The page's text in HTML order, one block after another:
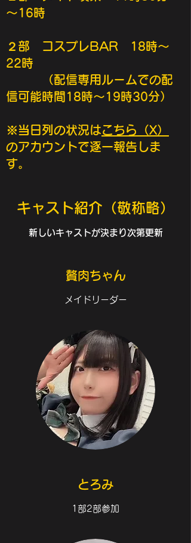
～16時
２部 コスプレBAR 18時～
22時
​ （配信専用ルームでの配
信可能時間18時～19時30分）
​​※当日列の状況はこちら（X）
のアカウントで逐一報告しま
す。
​キャスト紹介 ​（敬称略）​
新しいキャストが決まり次第更新
贅肉ちゃん
​メイドリーダー
​とろみ
1部2部参加